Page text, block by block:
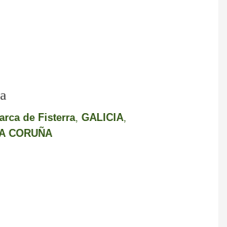
de Fisterra, GALICIA,
CORUÑA